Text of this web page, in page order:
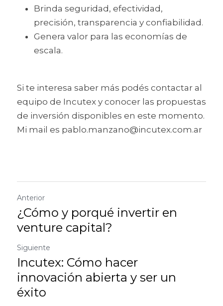
Brinda seguridad, efectividad,
precisión, transparencia y confiabilidad.
Genera valor para las economías de
escala.
Si te interesa saber más podés contactar al
equipo de Incutex y conocer las propuestas
de inversión disponibles en este momento.
Mi mail es pablo.manzano@incutex.com.ar
Anterior
¿Cómo y porqué invertir en
venture capital?
Siguiente
Incutex: Cómo hacer
innovación abierta y ser un
éxito